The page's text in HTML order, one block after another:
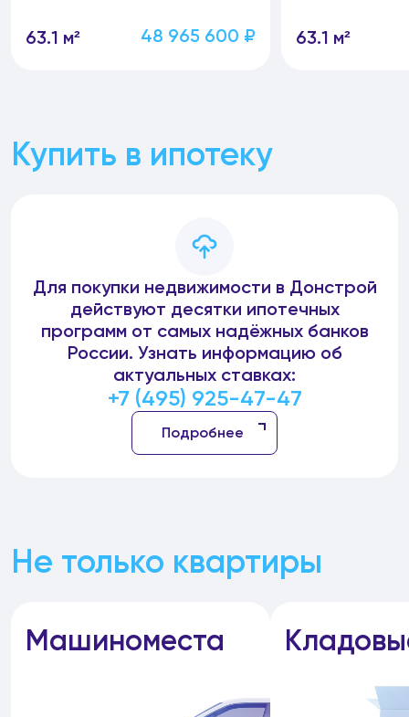
63.1 м² 48 965 600 ₽ 63.1 м²
Купить в ипотеку
Для покупки недвижимости в Донстрой
действуют десятки ипотечных
программ от самых надёжных банков
России. Узнать информацию об
актуальных ставках:
+7 (495) 925-47-47
Подробнее
Не только квартиры
Машиноместа